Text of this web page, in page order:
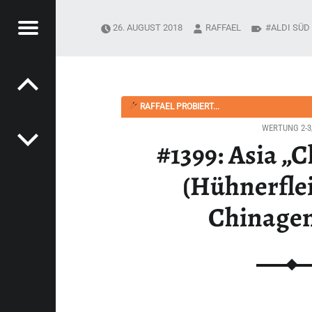
Menü
RAFFAEL PROBIERT...
#1399: Asia
WERTUNG 2-
26. AUGUST 2018 RAFFAEL ALDI SÜD